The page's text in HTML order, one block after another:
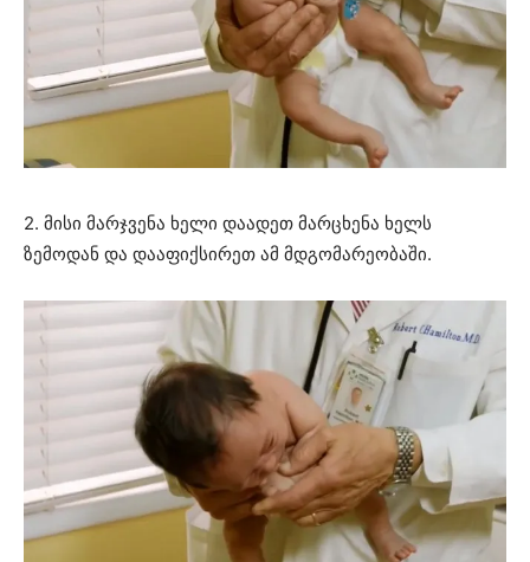
2. მისი მარჯვენა ხელი დაადეთ მარცხენა ხელს
ზემოდან და დააფიქსირეთ ამ მდგომარეობაში.